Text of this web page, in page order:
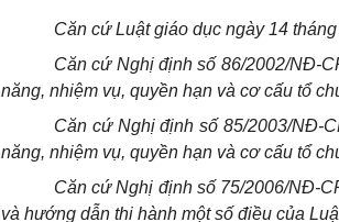
Căn cứ Luật giáo dục ngày 14
Căn cứ Nghị định số 86/2002/NĐ-
năng, nhiệm vụ, quyền hạn và cơ cấu tổ
Căn cứ Nghị định số 85/2003/NĐ-
năng, nhiệm vụ, quyền hạn và cơ cấu tổ
Căn cứ Nghị định số 75/2006/NĐ-
và hướng dẫn thi hành một số điều của